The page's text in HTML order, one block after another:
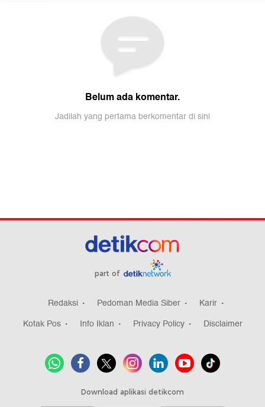
part of
Redaksi Pedoman Media Siber
Karir
Kotak Pos
Info Iklan Privacy Policy Disclaimer
Download aplikasi detikcom